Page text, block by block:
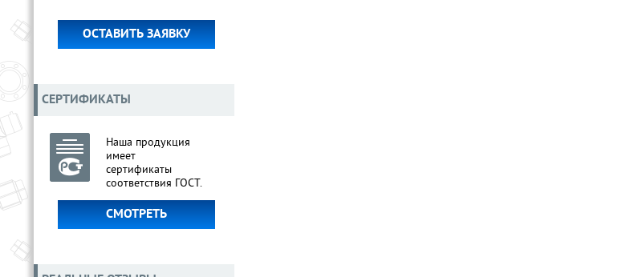
ОСТАВИТЬ ЗАЯВКУ
СЕРТИФИКАТЫ
Наша продукция
имеет
сертификаты
соответствия ГОСТ.
СМОТРЕТЬ